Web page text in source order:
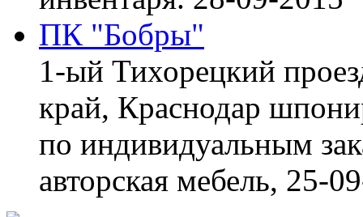
ПК "Бобры"
1-ый Тихорецкий
край, Краснодар
по индивидуальным
авторская мебель, 25-